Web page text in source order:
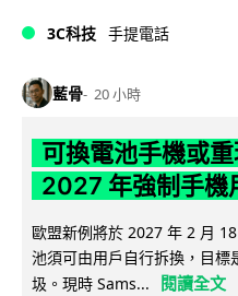
3C科技 手提電話
藍骨 20 小時
可換電池手機或
2027 年強制手機
歐盟新例將於 2027 年 2 月
池須可由用戶自行拆換，目標
圾。現時 Sams...
閱讀全文